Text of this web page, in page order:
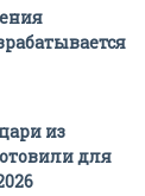
из
для